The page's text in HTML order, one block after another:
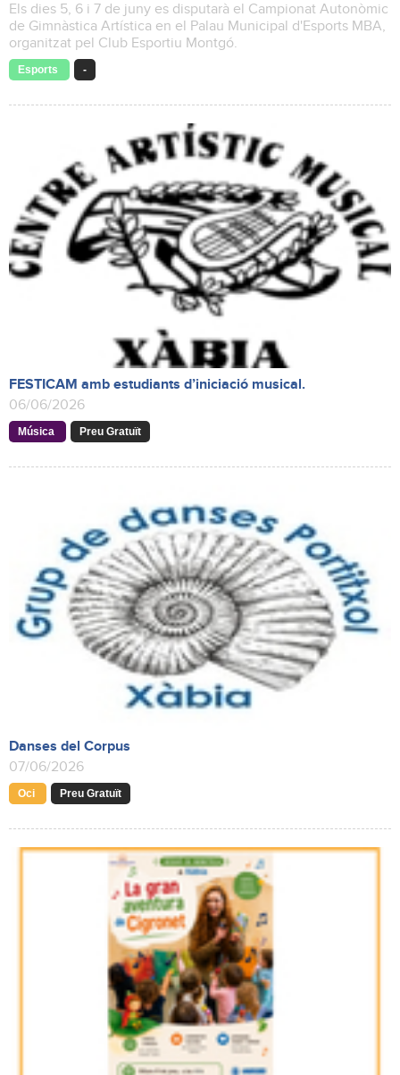
Els dies 5, 6 i 7 de juny es disputarà el Campionat Autonòmic
de Gimnàstica Artística en el Palau Municipal d'Esports MBA,
organitzat pel Club Esportiu Montgó.
Esports -
FESTICAM amb estudiants d’iniciació musical.
06/06/2026
Música Preu Gratuït
Danses del Corpus
07/06/2026
Oci Preu Gratuït